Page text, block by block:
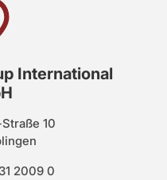
International
10
2009 0